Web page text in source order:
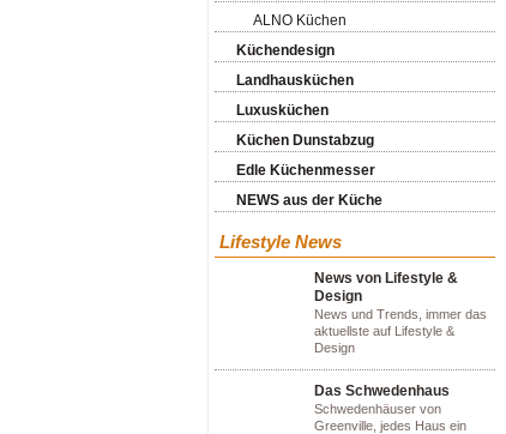
ALNO Küchen
Küchendesign
Landhausküchen
Luxusküchen
Küchen Dunstabzug
Edle Küchenmesser
NEWS aus der Küche
Lifestyle News
News von Lifestyle &
Design
News und Trends, immer das
aktuellste auf Lifestyle &
Design
Das Schwedenhaus
Schwedenhäuser von
Greenville, jedes Haus ein